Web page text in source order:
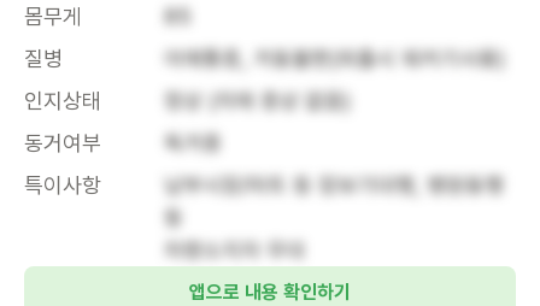
몸무게
85
질병
어깨통증, 거동불편(외출시 워커기사용)
인지상태
정상 (치매 증상 없음)
동거여부
독거중
특이사항
남부시장/마트 등 장보기대행, 병원동행
등
차량소지자 우대
앱으로 내용 확인하기